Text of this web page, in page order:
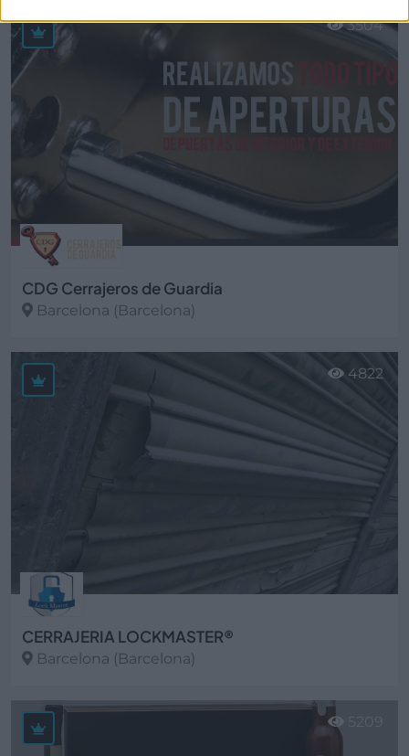
CDG Cerrajeros de Guardia
Barcelona (Barcelona)
Ver más
3504
CERRAJERIA LOCKMASTER®
Barcelona (Barcelona)
4822